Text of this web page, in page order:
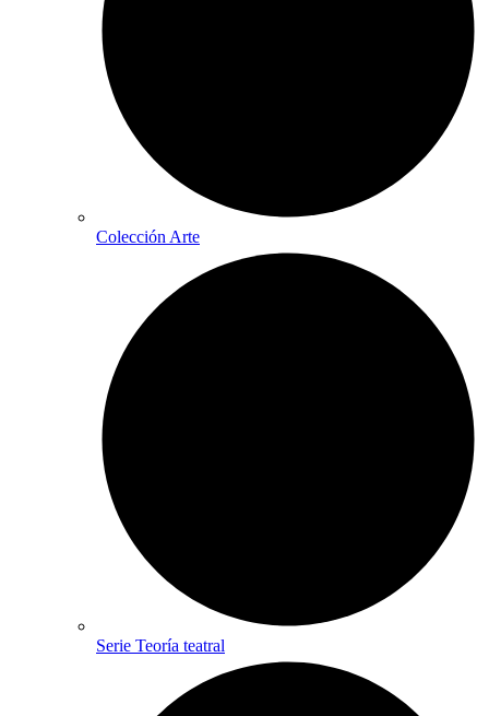
Colección Arte
Serie Teoría teatral